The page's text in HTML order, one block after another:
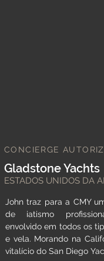
CONCIERGE
Gladstone Yachts
ESTADOS UNIDOS DA
John traz para a CMY
de iatismo
envolvido em todos os
e vela. Morando na
vitalício do San Diego